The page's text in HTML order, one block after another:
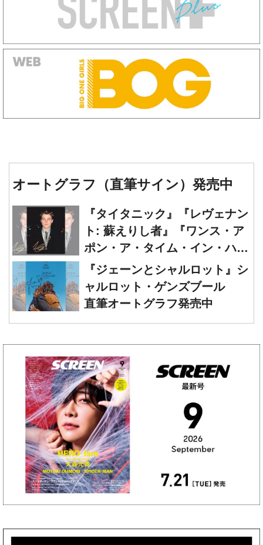
オートグラフ（直筆サイン）発売中
『タイタニック』『レヴェナン
ト: 蘇えりし者』『ワンス・ア
ポン・ア・タイム・イン・ハリ
ウッド』レオナルド・ディカプ
リオ 直筆オートグラフ発売中
『ジェーンとシャルロット』シ
ャルロット・ゲンズブール
直筆オートグラフ発売中